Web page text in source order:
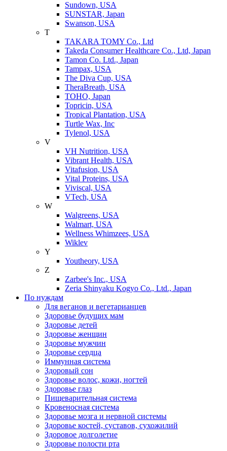
Sundown, USA
SUNSTAR, Japan
Swanson, USA
T
TAKARA TOMY Co., Ltd
Takeda Consumer Healthcare Co., Ltd, Japan
Tamon Co. Ltd., Japan
Tampax, USA
The Diva Cup, USA
TheraBreath, USA
TOHO, Japan
Topricin, USA
Tropical Plantation, USA
Turtle Wax, Inc
Tylenol, USA
V
VH Nutrition, USA
Vibrant Health, USA
Vitafusion, USA
Vital Proteins, USA
Viviscal, USA
VTech, USA
W
Walgreens, USA
Walmart, USA
Wellness Whimzees, USA
Wiklev
Y
Youtheory, USA
Z
Zarbee's Inc., USA
Zeria Shinyaku Kogyo Co., Ltd., Japan
По нуждам
Для веганов и вегетарианцев
Здоровье будущих мам
Здоровье детей
Здоровье женщин
Здоровье мужчин
Здоровье сердца
Иммунная система
Здоровый сон
Здоровье волос, кожи, ногтей
Здоровье глаз
Пищеварительная система
Кровеносная система
Здоровье мозга и нервной системы
Здоровье костей, суставов, сухожилий
Здоровое долголетие
Здоровье полости рта